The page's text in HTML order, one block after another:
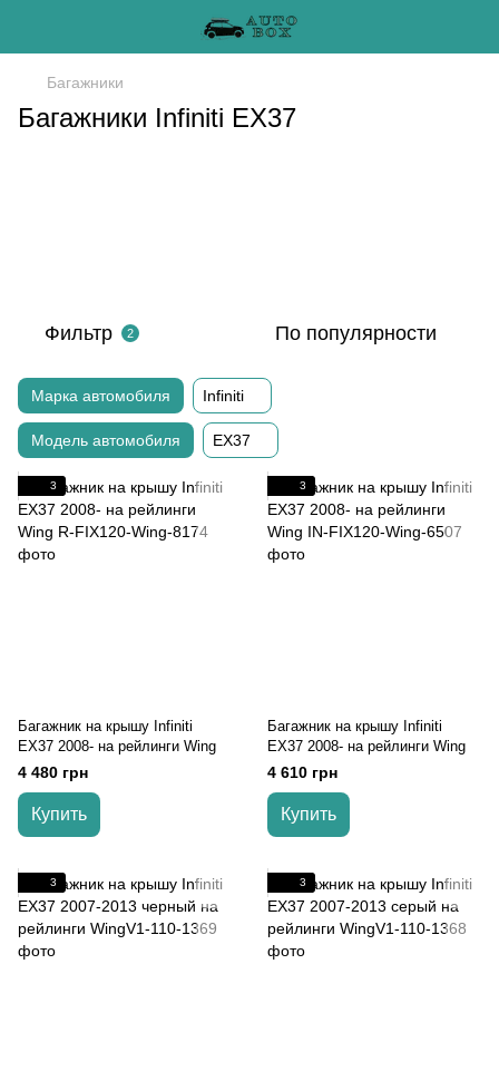
Багажники
Багажники Infiniti EX37
Фильтр 2 По популярности
Марка автомобиля Infiniti
Модель автомобиля EX37
3
Багажник на крышу Infiniti
EX37 2008- на рейлинги Wing
4 480 грн
Купить
3
Багажник на крышу Infiniti
EX37 2008- на рейлинги Wing
4 610 грн
Купить
3 3